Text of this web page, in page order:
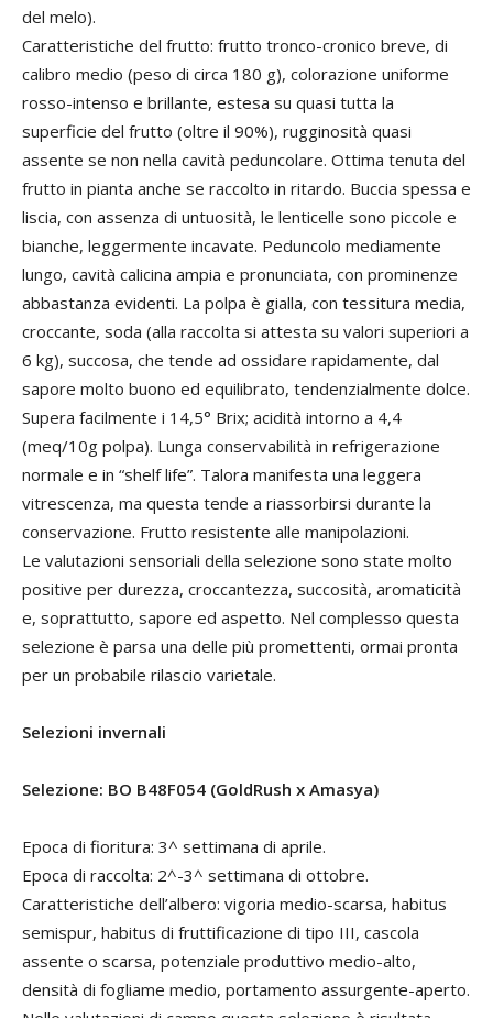
del melo).
Caratteristiche del frutto: frutto tronco-cronico breve, di
calibro medio (peso di circa 180 g), colorazione uniforme
rosso-intenso e brillante, estesa su quasi tutta la
superficie del frutto (oltre il 90%), rugginosità quasi
assente se non nella cavità peduncolare. Ottima tenuta del
frutto in pianta anche se raccolto in ritardo. Buccia spessa e
liscia, con assenza di untuosità, le lenticelle sono piccole e
bianche, leggermente incavate. Peduncolo mediamente
lungo, cavità calicina ampia e pronunciata, con prominenze
abbastanza evidenti. La polpa è gialla, con tessitura media,
croccante, soda (alla raccolta si attesta su valori superiori a
6 kg), succosa, che tende ad ossidare rapidamente, dal
sapore molto buono ed equilibrato, tendenzialmente dolce.
Supera facilmente i 14,5° Brix; acidità intorno a 4,4
(meq/10g polpa). Lunga conservabilità in refrigerazione
normale e in “shelf life”. Talora manifesta una leggera
vitrescenza, ma questa tende a riassorbirsi durante la
conservazione. Frutto resistente alle manipolazioni.
Le valutazioni sensoriali della selezione sono state molto
positive per durezza, croccantezza, succosità, aromaticità
e, soprattutto, sapore ed aspetto. Nel complesso questa
selezione è parsa una delle più promettenti, ormai pronta
per un probabile rilascio varietale.
Selezioni invernali
Selezione: BO B48F054 (GoldRush x Amasya)
Epoca di fioritura: 3^ settimana di aprile.
Epoca di raccolta: 2^-3^ settimana di ottobre.
Caratteristiche dell’albero: vigoria medio-scarsa, habitus
semispur, habitus di fruttificazione di tipo III, cascola
assente o scarsa, potenziale produttivo medio-alto,
densità di fogliame medio, portamento assurgente-aperto.